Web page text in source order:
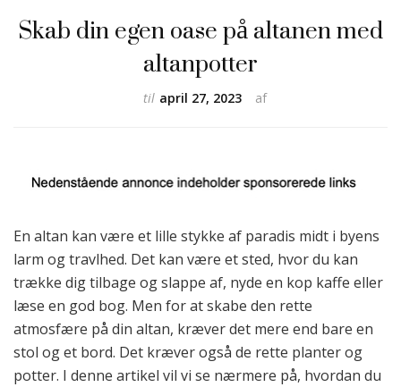
Skab din egen oase på altanen med
altanpotter
af
til april 27, 2023
En altan kan være et lille stykke af paradis midt i byens
larm og travlhed. Det kan være et sted, hvor du kan
trække dig tilbage og slappe af, nyde en kop kaffe eller
læse en god bog. Men for at skabe den rette
atmosfære på din altan, kræver det mere end bare en
stol og et bord. Det kræver også de rette planter og
potter. I denne artikel vil vi se nærmere på, hvordan du